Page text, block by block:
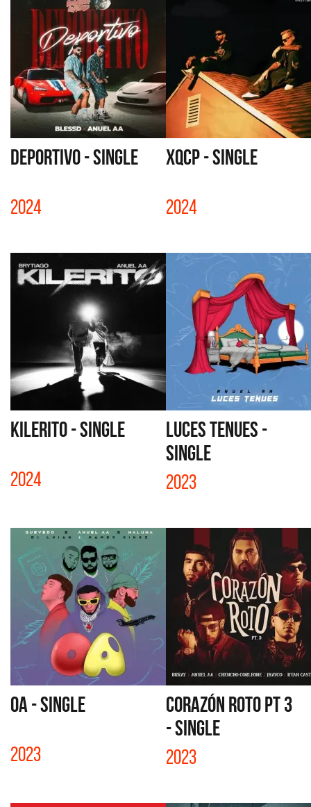
DEPORTIVO - SINGLE
2024
XQCP - SINGLE
2024
KILERITO - SINGLE
2024
LUCES TENUES -
SINGLE
2023
OA - SINGLE
2023
CORAZÓN ROTO PT 3
- SINGLE
2023